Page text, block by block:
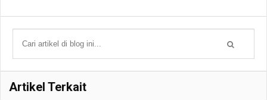
Artikel Terkait